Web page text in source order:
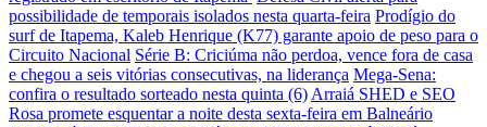
possibilidade de temporais isolados nesta quarta-feira Prodígio do
surf de Itapema, Kaleb Henrique (K77) garante apoio de peso para o
Circuito Nacional Série B: Criciúma não perdoa, vence fora de casa
e chegou a seis vitórias consecutivas, na liderança Mega-Sena:
confira o resultado sorteado nesta quinta (6) Arraiá SHED e SEO
Rosa promete esquentar a noite desta sexta-feira em Balneário